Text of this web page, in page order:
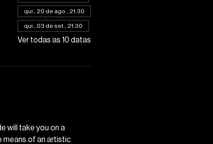
qui., 20 de ago., 21:30
qui., 03 de set., 21:30
Ver todas as 10 datas
will take you on a
means of an artistic